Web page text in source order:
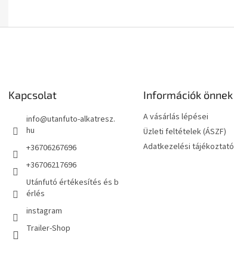
Kapcsolat
info@utanfuto-alkatresz.
hu
+36706267696
+36706217696
Utánfutó értékesítés és b
érlés
instagram
Trailer-Shop
Információk önnek
A vásárlás lépései
Üzleti feltételek (ÁSZF)
Adatkezelési tájékoztató